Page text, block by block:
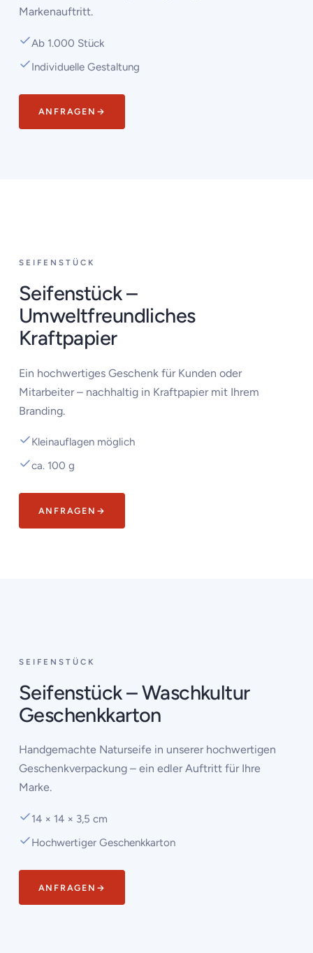
Markenauftritt.
Ab 1.000 Stück
Individuelle Gestaltung
ANFRAGEN →
SEIFENSTÜCK
Seifenstück –
Umweltfreundliches
Kraftpapier
Ein hochwertiges Geschenk für Kunden oder
Mitarbeiter – nachhaltig in Kraftpapier mit Ihrem
Branding.
Kleinauflagen möglich
ca. 100 g
ANFRAGEN →
SEIFENSTÜCK
Seifenstück – Waschkultur
Geschenkkarton
Handgemachte Naturseife in unserer hochwertigen
Geschenkverpackung – ein edler Auftritt für Ihre
Marke.
14 × 14 × 3,5 cm
Hochwertiger Geschenkkarton
ANFRAGEN →